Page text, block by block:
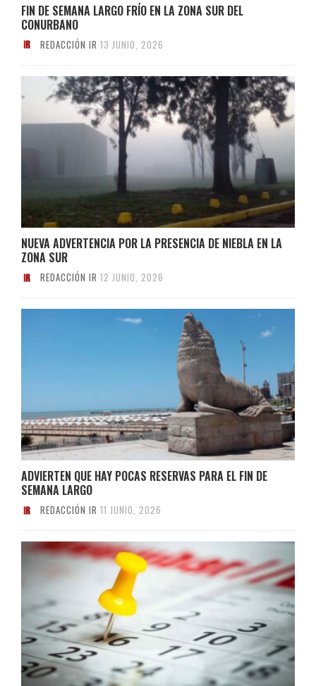
FIN DE SEMANA LARGO FRÍO EN LA ZONA SUR DEL
CONURBANO
REDACCIÓN IR 13 JUNIO, 2026
NUEVA ADVERTENCIA POR LA PRESENCIA DE NIEBLA EN LA
ZONA SUR
REDACCIÓN IR 12 JUNIO, 2026
ADVIERTEN QUE HAY POCAS RESERVAS PARA EL FIN DE
SEMANA LARGO
REDACCIÓN IR 11 JUNIO, 2026